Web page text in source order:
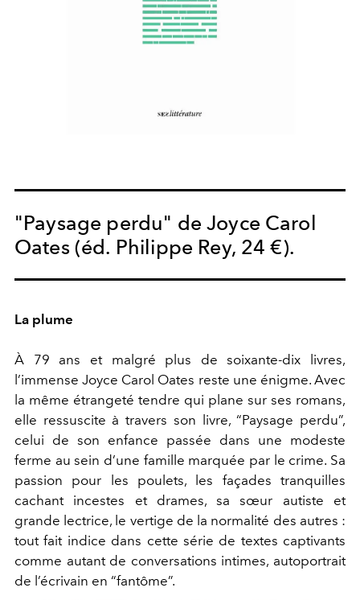
"Paysage perdu" de Joyce Carol
Oates (éd. Philippe Rey, 24 €).
La plume
À 79 ans et malgré plus de soixante-dix livres,
l’immense Joyce Carol Oates reste une énigme. Avec
la même étrangeté tendre qui plane sur ses romans,
elle ressuscite à travers son livre, “Paysage perdu”,
celui de son enfance passée dans une modeste
ferme au sein d’une famille marquée par le crime. Sa
passion pour les poulets, les façades tranquilles
cachant incestes et drames, sa sœur autiste et
grande lectrice, le vertige de la normalité des autres :
tout fait indice dans cette série de textes captivants
comme autant de conversations intimes, autoportrait
de l’écrivain en “fantôme”.